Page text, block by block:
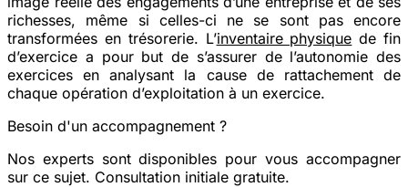
richesses, même si celles-ci ne se sont pas encore
transformées en trésorerie. L’inventaire physique de fin
d’exercice a pour but de s’assurer de l’autonomie des
exercices en analysant la cause de rattachement de
chaque opération d’exploitation à un exercice.
Besoin d'un accompagnement ?
Nos experts sont disponibles pour vous accompagner
sur ce sujet. Consultation initiale gratuite.